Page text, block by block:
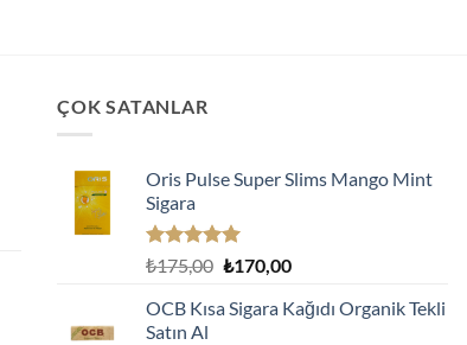
ÇOK SATANLAR
Oris Pulse Super Slims Mango Mint
Sigara
5 üzerinden
oy
aldı
₺175,00 Orijinal
₺175,00.
₺170,00Şu
fiyat:
OCB Kısa Sigara Kağıdı Organik Tekli
Satın Al